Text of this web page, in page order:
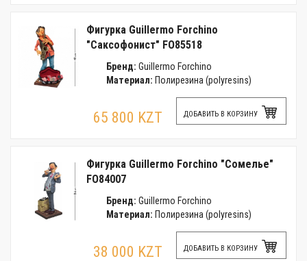
Фигурка Guillermo Forchino
"Саксофонист" FO85518
Бренд: Guillermo Forchino
Материал: Полирезина (polyresins)
65 800 KZT ДОБАВИТЬ В КОРЗИНУ
Фигурка Guillermo Forchino "Сомелье"
FO84007
Бренд: Guillermo Forchino
Материал: Полирезина (polyresins)
38 000 KZT ДОБАВИТЬ В КОРЗИНУ